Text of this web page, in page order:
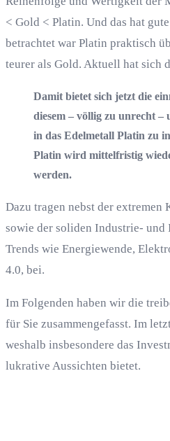
< Gold < Platin. Und das hat
betrachtet war Platin praktisch
teurer als Gold. Aktuell hat sich
Damit bietet sich jetzt die
diesem – völlig zu unrecht –
in das Edelmetall Platin zu
Platin wird mittelfristig
werden.
Dazu tragen nebst der extremen
sowie der soliden Industrie- und
Trends wie Energiewende,
4.0, bei.
Im Folgenden haben wir die
für Sie zusammengefasst. Im
weshalb insbesondere das
lukrative Aussichten bietet.